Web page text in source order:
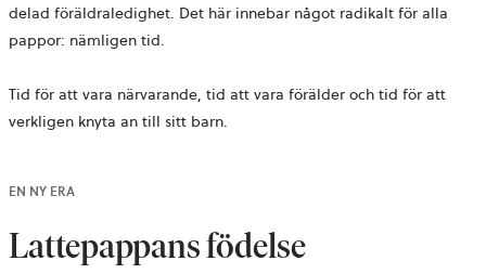
delad föräldraledighet. Det här innebar något radikalt för alla
pappor: nämligen tid.
Tid för att vara närvarande, tid att vara förälder och tid för att
verkligen knyta an till sitt barn.
EN NY ERA
Lattepappans födelse